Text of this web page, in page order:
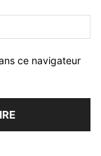
ce navigateur